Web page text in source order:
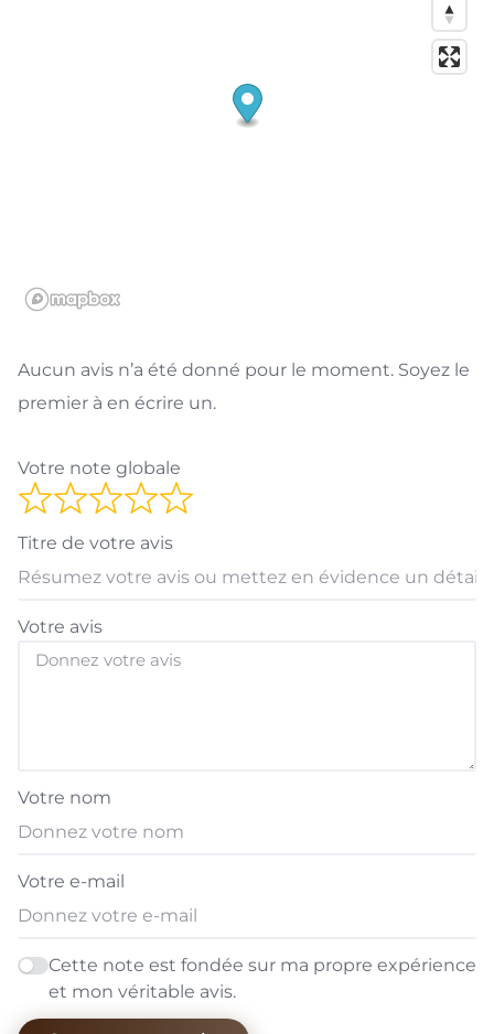
Aucun avis n’a été donné pour le moment. Soyez le
premier à en écrire un.
Votre note globale
Titre de votre avis
Votre avis
Votre nom
Votre e-mail
Cette note est fondée sur ma propre expérience
et mon véritable avis.